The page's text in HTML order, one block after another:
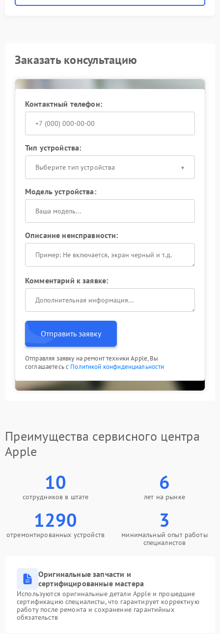
Заказать консультацию
Контактный телефон:
Тип устройства:
Выберите тип устройства
Модель устройства:
Описание неисправности:
Комментарий к заявке:
Отправить заявку
Отправляя заявку на ремонт техники Apple, Вы
соглашаетесь с Политикой конфиденциальности
Преимущества сервисного центра
Apple
10
сотрудников в штате
6
лет на рынке
1290
отремонтированных устройств
3
минимальный опыт работы
специалистов
Оригинальные запчасти и
сертифицированные мастера
Используются оригинальные детали Apple и прошедшие
сертификацию специалисты, что гарантирует корректную
работу после ремонта и сохранение гарантийных
обязательств